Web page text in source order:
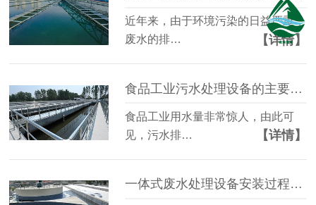
近年来，由于环境污染的日益严重，
废水的排…
【详情】
食品工业污水处理设备的主要特点是什么?
食品工业用水量非常惊人，由此可
见，污水排…
【详情】
一体式废水处理设备安装过程中的控制要点有哪些？